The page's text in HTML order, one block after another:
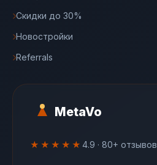
MetaVo
★★★★★ 4.9 · 80+ отзывов
Скидки до 30%
Новостройки
Referrals